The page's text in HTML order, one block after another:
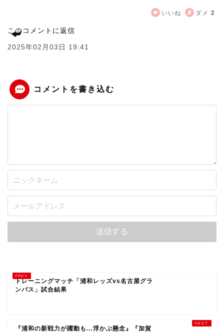
いいね ダメ 2
このコメントに返信
2025年02月03日 19:41
コメントを書き込む
トレーニングマッチ「浦和レッズvs名古屋グラ
ンパス」試合結果
『浦和の新戦力が躍動も…浮かぶ懸念』『加賀